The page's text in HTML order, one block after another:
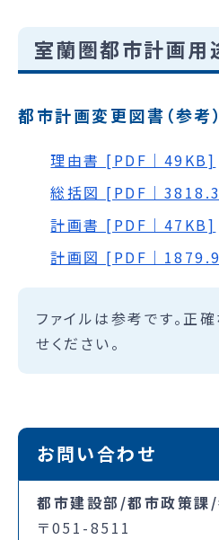
室蘭圏都市計画用
都市計画変更図書（参考）
理由書 [PDF｜49KB]
総括図 [PDF｜
計画書 [PDF｜47KB]
計画図 [PDF｜
ファイルは参考です。正
せください。
お問い合わせ
都市建設部/都市政策課
〒051-8511